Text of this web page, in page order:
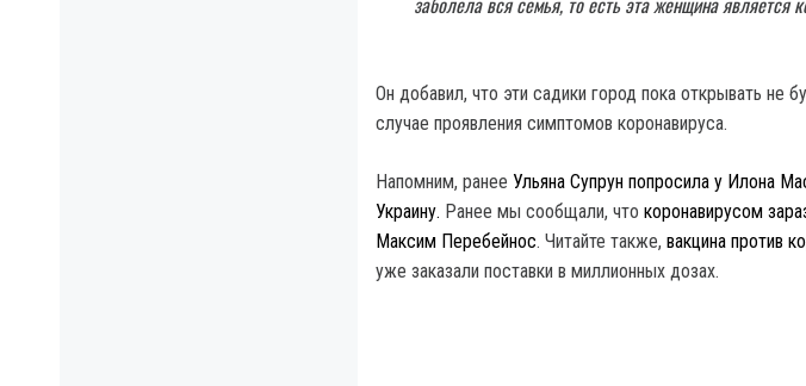
Он добавил, что эти садики город пока открывать не
случае проявления симптомов коронавируса.
Напомним, ранее Ульяна Супрун попросила у Илона
Украину. Ранее мы сообщали, что коронавирусом
Максим Перебейнос. Читайте также, вакцина против
уже заказали поставки в миллионных дозах.